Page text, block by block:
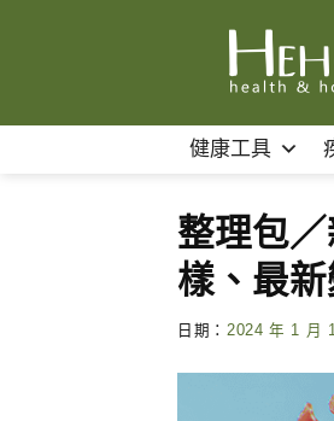
健康工具
整理包
樣、最
日期： 2024 年 1 月